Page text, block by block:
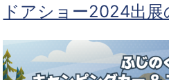
ドアショー2024出